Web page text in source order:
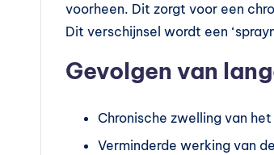
voorheen. Dit zorgt voor een
Dit verschijnsel wordt een
Gevolgen van
Chronische zwelling van
Verminderde werking van